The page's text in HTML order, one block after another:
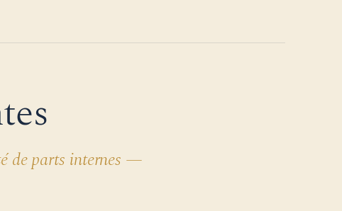
de parts internes —